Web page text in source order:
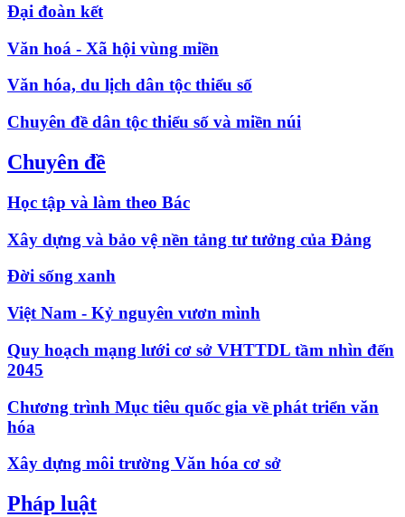
Đại đoàn kết
Văn hoá - Xã hội vùng miền
Văn hóa, du lịch dân tộc thiểu số
Chuyên đề dân tộc thiểu số và miền núi
Chuyên đề
Học tập và làm theo Bác
Xây dựng và bảo vệ nền tảng tư tưởng của Đảng
Đời sống xanh
Việt Nam - Kỷ nguyên vươn mình
Quy hoạch mạng lưới cơ sở VHTTDL tầm nhìn đến
2045
Chương trình Mục tiêu quốc gia về phát triển văn
hóa
Xây dựng môi trường Văn hóa cơ sở
Pháp luật